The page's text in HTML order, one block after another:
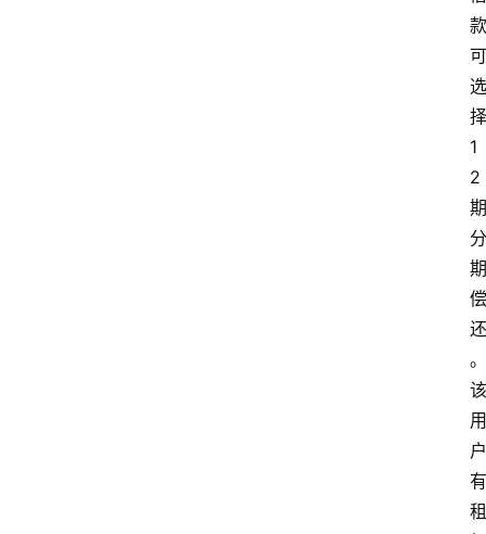
款
可
选
择
1
2
期
分
期
偿
还
。
该
用
户
有
租